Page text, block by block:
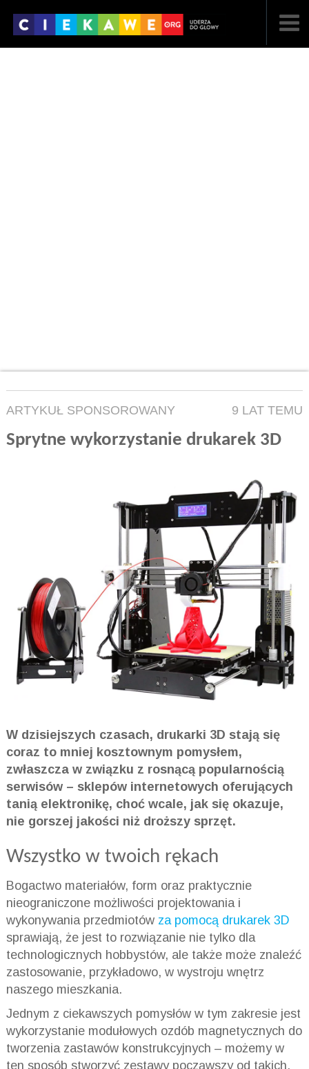
ARTYKUŁ SPONSOROWANY 9 LAT TEMU
Sprytne wykorzystanie drukarek 3D
W dzisiejszych czasach, drukarki 3D stają się
coraz to mniej kosztownym pomysłem,
zwłaszcza w związku z rosnącą popularnością
serwisów – sklepów internetowych oferujących
tanią elektronikę, choć wcale, jak się okazuje,
nie gorszej jakości niż droższy sprzęt.
Wszystko w twoich rękach
Bogactwo materiałów, form oraz praktycznie
nieograniczone możliwości projektowania i
wykonywania przedmiotów za pomocą drukarek 3D
sprawiają, że jest to rozwiązanie nie tylko dla
technologicznych hobbystów, ale także może znaleźć
zastosowanie, przykładowo, w wystroju wnętrz
naszego mieszkania.
Jednym z ciekawszych pomysłów w tym zakresie jest
wykorzystanie modułowych ozdób magnetycznych do
tworzenia zastawów konstrukcyjnych – możemy w
ten sposób stworzyć zestawy począwszy od takich,